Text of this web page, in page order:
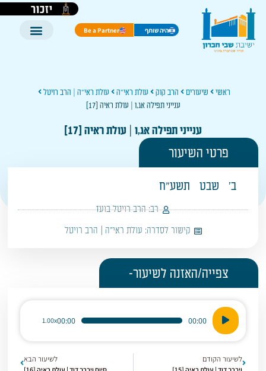
יזכור
היה שותף Be a Partner
ראשי שיעורים הרב קוק עולת ראי"ה
עולת ראי"ה | הרב רויטל
ענייני תפילה אג,ו | עולת ראיה [17]
ענייני תפילה אג,ו | עולת ראיה [17]
פרטי השיעור
ב' שבט תשע"ח
רב: הרב רויטל בועז
קישור לסדרה: עולת ראי"ה | הרב רויטל
צפייה/האזנה לשיעור-
נגן
אודיו
00:00
00:00
1.00x
לשיעור הקודם לשיעור הבא